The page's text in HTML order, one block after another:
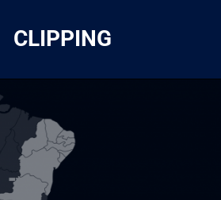
CLIPPING